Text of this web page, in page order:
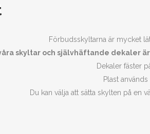
Förbudsskyltarna är mycket
skyltar och självhäftande dekaler
Dekaler fäster
Plast
Du kan välja att sätta skylten på en